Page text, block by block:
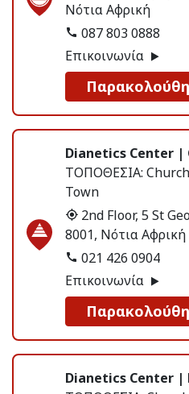
Νότια Αφρική
087 803 0888
Επικοινωνία
Dianetics Center |
ΤΟΠΟΘΕΣΙΑ:
Town
2nd Floor, 5 St
8001, Νότια Αφρική
021 426 0904
Επικοινωνία
Dianetics Center |